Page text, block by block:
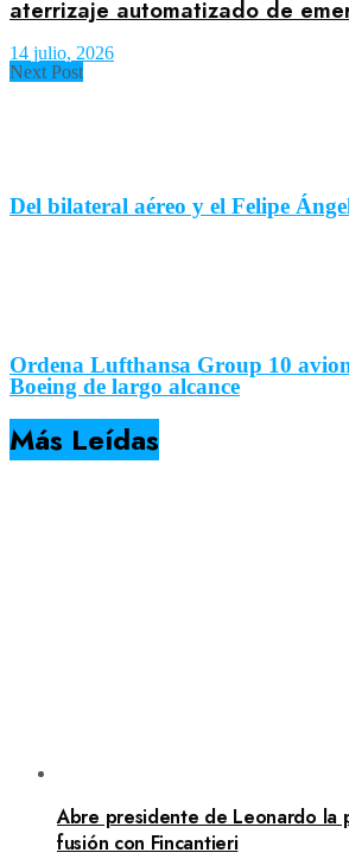
aterrizaje automatizado de
14 julio, 2026
Next Post
Del bilateral aéreo y el Felipe
Ordena Lufthansa Group 10
Boeing de largo alcance
Más Leídas
Abre presidente de Leonardo la
fusión con Fincantieri